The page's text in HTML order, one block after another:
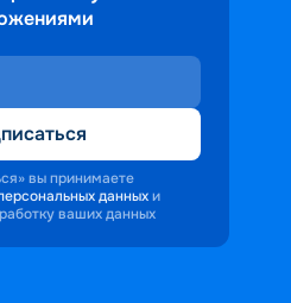
вы принимаете
данных и
ваших данных